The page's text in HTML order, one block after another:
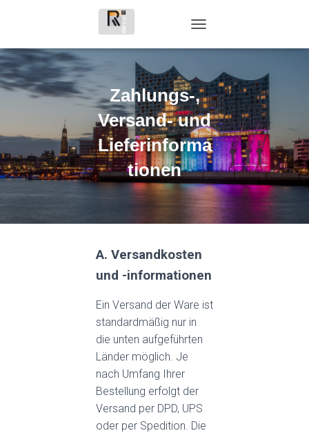
Zahlungs-,
Versand- und
Lieferinforma
tionen
A. Versandkosten
und -informationen
Ein Versand der Ware ist
standardmäßig nur in
die unten aufgeführten
Länder möglich. Je
nach Umfang Ihrer
Bestellung erfolgt der
Versand per DPD, UPS
oder per Spedition. Die